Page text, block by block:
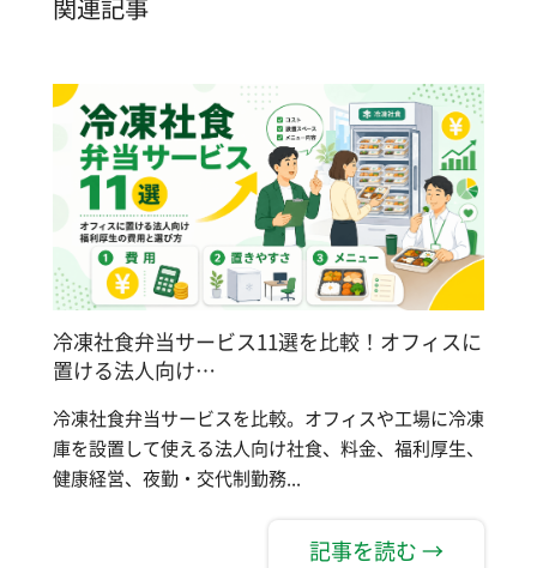
冷凍社食弁当サービス11選を比較！オフィスに
置ける法人向け…
冷凍社食弁当サービスを比較。オフィスや工場に冷凍
庫を設置して使える法人向け社食、料金、福利厚生、
健康経営、夜勤・交代制勤務...
記事を読む →